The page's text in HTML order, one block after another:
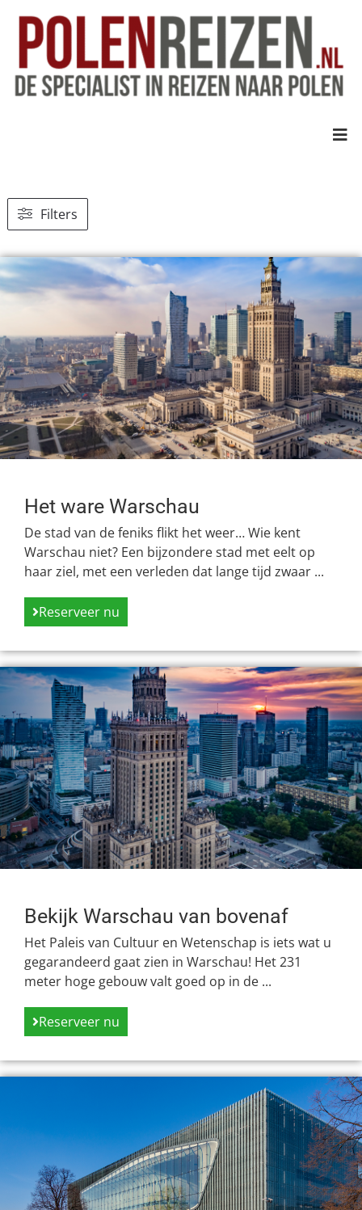
Filters
Het ware Warschau
De stad van de feniks flikt het weer… Wie kent
Warschau niet? Een bijzondere stad met eelt op
haar ziel, met een verleden dat lange tijd zwaar ...
Reserveer nu
Bekijk Warschau van bovenaf
Het Paleis van Cultuur en Wetenschap is iets wat u
gegarandeerd gaat zien in Warschau! Het 231
meter hoge gebouw valt goed op in de ...
Reserveer nu